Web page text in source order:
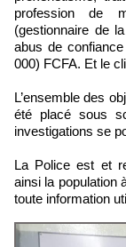
profession de
(gestionnaire de
abus de
000) FCFA. Et le
L’ensemble des
été placé sous
investigations se
La Police est et
ainsi la population
toute information